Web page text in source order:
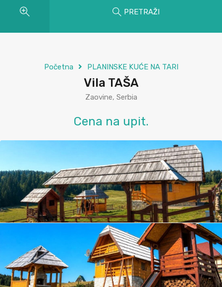
PRETRAŽI
Početna PLANINSKE KUĆE NA TARI
Vila TAŠA
Zaovine, Serbia
Cena na upit.